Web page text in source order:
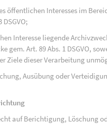
öffentlichen Interesses im
DSGVO;
Interesse liegende
gem. Art. 89 Abs. 1 DSGVO,
Ziele dieser Verarbeitung
Ausübung oder
auf Berichtigung, Löschung